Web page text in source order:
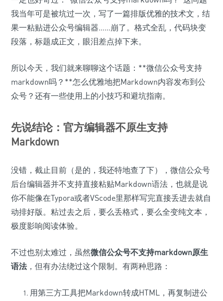
我当年可是被坑过一次，写了一篇排版优雅的技术文，结
果一粘贴进公众号编辑器……崩了。格式全乱，代码块变
段落，标题成正文，眼泪差点掉下来。
所以今天，我们就来聊聊这个话题：**微信公众号支持
markdown吗？**怎么优雅地把Markdown内容发布到公
众号？还有一些使用上的小技巧和避坑指南。
先说结论：官方编辑器不原生支持
Markdown
没错，截止目前（是的，我还特地查了下），微信公众号
后台编辑器并不支持直接粘贴Markdown语法，也就是说
你不能像在Typora或者VScode里那样写完直接丢进去就自
动排好版。粘过去之后，要么丢格式，要么全变纯文本，
极度影响阅读体验。
不过也别太难过，虽然微信公众号不支持markdown原生
语法，但有办法绕过这个限制。有两种思路：
用第三方工具把Markdown转成HTML，再复制进公